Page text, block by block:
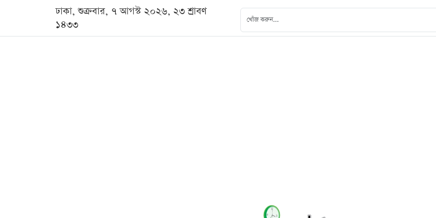
ঢাকা, শুক্রবার, ৭ আগস্ট ২০২৬, ২৩ শ্রাবণ
১৪৩৩